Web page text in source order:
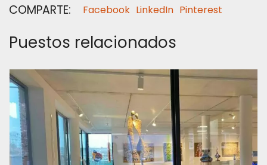
COMPARTE: Facebook LinkedIn Pinterest
Puestos relacionados